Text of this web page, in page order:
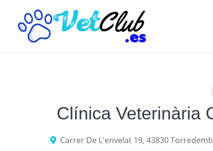
content
Clínica Veterinària
Carrer De L'envelat 19, 43830